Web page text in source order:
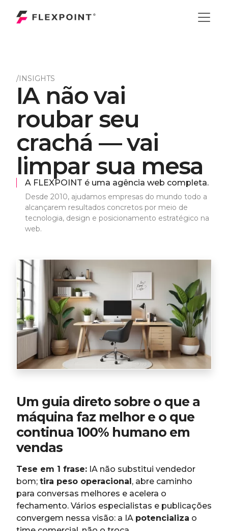
/INSIGHTS
IA não vai
roubar seu
crachá — vai
limpar sua mesa
A FLEXPOINT é uma agência web completa.
Desde 2010, ajudamos empresas do mundo todo a
alcançarem resultados concretos por meio de
tecnologia, design e posicionamento estratégico na
web.
Um guia direto sobre o que a
máquina faz melhor e o que
continua 100% humano em
vendas
Tese em 1 frase: IA não substitui vendedor
bom; tira peso operacional , abre caminho
para conversas melhores e acelera o
fechamento. Vários especialistas e publicações
convergem nessa visão: a IA potencializa o